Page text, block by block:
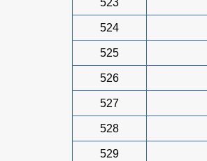
523
524
525
526
527
528
529